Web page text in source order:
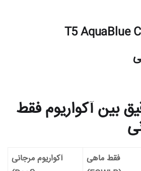
بین آکواریوم فقط
فقط ماهی
آکواریوم مرجانی